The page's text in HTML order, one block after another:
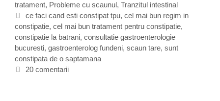
t
i
p
a
t
i
a
a
t
e
g
o
r
i
tratament, Probleme cu scaunul, Tranzitul intestinal
E
t
i
c
h
e
ce faci cand esti constipat tpu, cel mai bun regim in
constipatie, cel mai bun tratament pentru constipatie,
constipatie la batrani, consultatie gastroenterologie
bucuresti, gastroenterolog fundeni, scaun tare, sunt
constipata de o saptamana
20 comentarii